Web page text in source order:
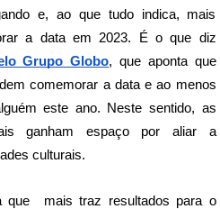
e, ao que tudo indica, mais
a data em 2023. É o que diz
Grupo Globo, que aponta que
comemorar a data e ao menos
este ano. Neste sentido, as
ganham espaço por aliar a
culturais.
que  mais traz resultados para o